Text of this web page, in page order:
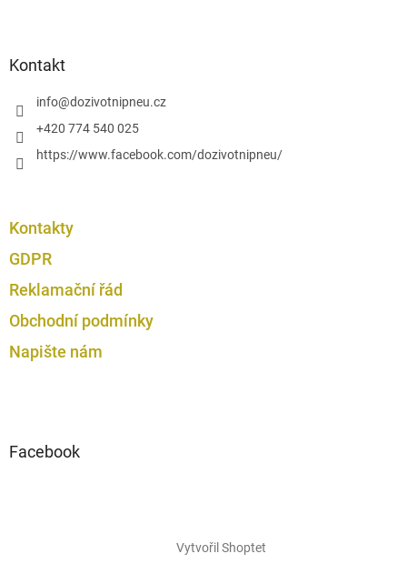
Kontakt
info@dozivotnipneu.cz
+420 774 540 025
https://www.facebook.com/dozivotnipneu/
Kontakty
GDPR
Reklamační řád
Obchodní podmínky
Napište nám
Facebook
Vytvořil Shoptet